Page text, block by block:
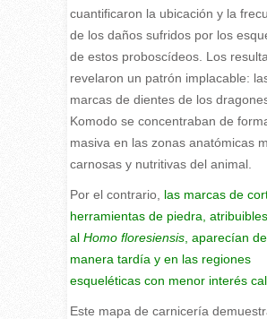
cuantificaron la ubicación y la
de los daños sufridos por los
de estos proboscídeos. Los
revelaron un patrón implacable:
marcas de dientes de los
Komodo se concentraban de
masiva en las zonas anatómicas
carnosas y nutritivas del animal.
Por el contrario, las marcas de
herramientas de piedra, atribuibles
al Homo floresiensis, aparecían de
manera tardía y en las regiones
esqueléticas con menor interés
Este mapa de carnicería